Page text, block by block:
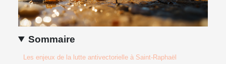
Sommaire
Les enjeux de la lutte antivectorielle à Saint-Raphaël